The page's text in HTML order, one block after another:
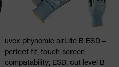
uvex phynomic airLite B ESD –
perfect fit, touch-screen
compatability, ESD, cut level B